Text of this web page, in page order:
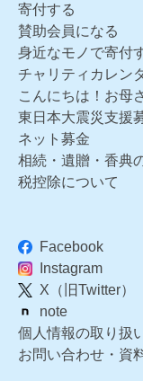
寄付する
賛助会員になる
身近なモノで寄付
チャリティカレン
こんにちは！お母
東日本大震災支援
ネット募金
相続・遺贈・香典
税控除について
Facebook
Instagram
X（旧Twitter）
note
個人情報の取り扱
お問い合わせ・資